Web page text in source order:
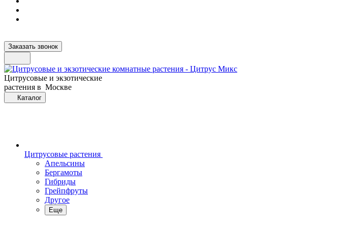
Заказать звонок
Цитрусовые и экзотические
растения в Москве
Каталог
Цитрусовые растения
Апельсины
Бергамоты
Гибриды
Грейпфруты
Другое
Еще